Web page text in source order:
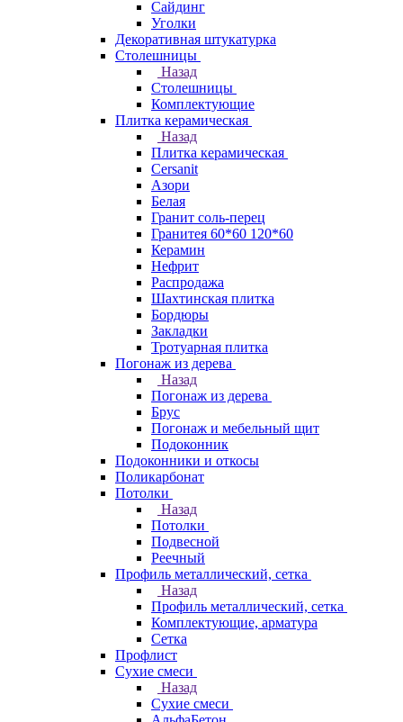
Сайдинг
Уголки
Декоративная штукатурка
Столешницы
Назад
Столешницы
Комплектующие
Плитка керамическая
Назад
Плитка керамическая
Cersanit
Азори
Белая
Гранит соль-перец
Гранитея 60*60 120*60
Керамин
Нефрит
Распродажа
Шахтинская плитка
Бордюры
Закладки
Тротуарная плитка
Погонаж из дерева
Назад
Погонаж из дерева
Брус
Погонаж и мебельный щит
Подоконник
Подоконники и откосы
Поликарбонат
Потолки
Назад
Потолки
Подвесной
Реечный
Профиль металлический, сетка
Назад
Профиль металлический, сетка
Комплектующие, арматура
Сетка
Профлист
Сухие смеси
Назад
Сухие смеси